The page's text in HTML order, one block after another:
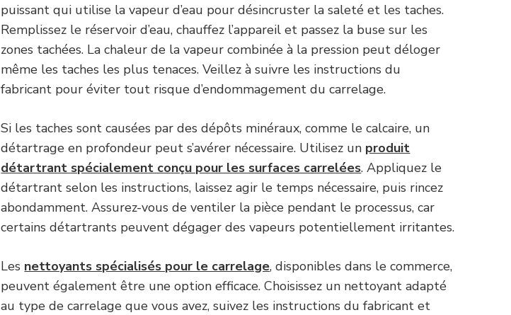
puissant qui utilise la vapeur d’eau pour désincruster la saleté et les taches.
Remplissez le réservoir d’eau, chauffez l’appareil et passez la buse sur les
zones tachées. La chaleur de la vapeur combinée à la pression peut déloger
même les taches les plus tenaces. Veillez à suivre les instructions du
fabricant pour éviter tout risque d’endommagement du carrelage.
Si les taches sont causées par des dépôts minéraux, comme le calcaire, un
détartrage en profondeur peut s’avérer nécessaire. Utilisez un produit
détartrant spécialement conçu pour les surfaces carrelées. Appliquez le
détartrant selon les instructions, laissez agir le temps nécessaire, puis rincez
abondamment. Assurez-vous de ventiler la pièce pendant le processus, car
certains détartrants peuvent dégager des vapeurs potentiellement irritantes.
Les nettoyants spécialisés pour le carrelage, disponibles dans le commerce,
peuvent également être une option efficace. Choisissez un nettoyant adapté
au type de carrelage que vous avez, suivez les instructions du fabricant et